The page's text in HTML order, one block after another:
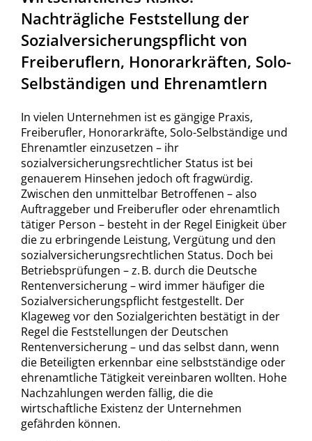
Nachträgliche Feststellung der
Sozialversicherungspflicht von
Freiberuflern, Honorarkräften, Solo-
Selbständigen und Ehrenamtlern
In vielen Unternehmen ist es gängige Praxis,
Freiberufler, Honorarkräfte, Solo-Selbständige und
Ehrenamtler einzusetzen – ihr
sozialversicherungsrechtlicher Status ist bei
genauerem Hinsehen jedoch oft fragwürdig.
Zwischen den unmittelbar Betroffenen – also
Auftraggeber und Freiberufler oder ehrenamtlich
tätiger Person – besteht in der Regel Einigkeit über
die zu erbringende Leistung, Vergütung und den
sozialversicherungsrechtlichen Status. Doch bei
Betriebsprüfungen – z. B. durch die Deutsche
Rentenversicherung – wird immer häufiger die
Sozialversicherungspflicht festgestellt. Der
Klageweg vor den Sozialgerichten bestätigt in der
Regel die Feststellungen der Deutschen
Rentenversicherung – und das selbst dann, wenn
die Beteiligten erkennbar eine selbstständige oder
ehrenamtliche Tätigkeit vereinbaren wollten. Hohe
Nachzahlungen werden fällig, die die
wirtschaftliche Existenz der Unternehmen
gefährden können.